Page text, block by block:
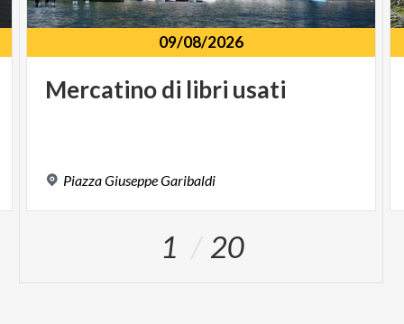
09/08/2026
Mercatinodi libri usati
PiazzaGiuseppeGaribaldi
1 20